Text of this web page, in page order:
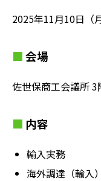
2025年11月10日（
会場
佐世保商工会議所 3
内容
輸入実務
海外調達（輸入